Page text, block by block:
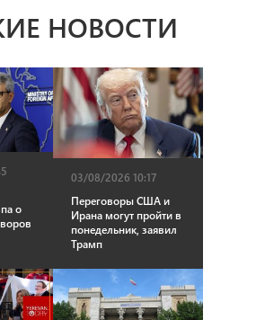
НОВОСТИ
о
03/08/2026 10:17
Переговоры США и
Ирана могут пройти в
понедельник, заявил
Трамп